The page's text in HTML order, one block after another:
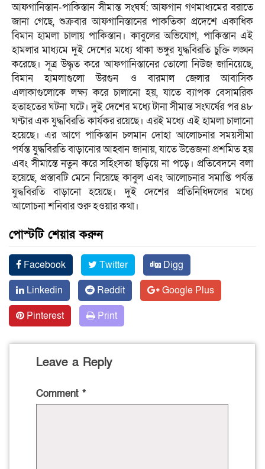
আফগানিস্তান-পাকিস্তান সীমান্ত সংঘর্ষ: আফগান গণমাধ্যমের বরাতে
জানা গেছে, শুক্রবার আফগানিস্তানের পাকতিকা প্রদেশে একাধিক
বিমান হামলা চালায় পাকিস্তান। কাবুলের অভিযোগ, পাকিস্তান এই
হামলার মাধ্যমে দুই দেশের মধ্যে থাকা ভঙ্গুর যুদ্ধবিরতি চুক্তি লঙ্ঘন
করেছে। সূত্র উদ্ধৃত করে আফগানিস্তানের তোলো নিউজ জানিয়েছে,
বিমান হামলাগুলো উরগুন ও বারমাল জেলার আবাসিক
এলাকাগুলোকে লক্ষ্য করে চালানো হয়, যাতে ব্যাপক বেসামরিক
হতাহতের ঘটনা ঘটে। দুই দেশের মধ্যে টানা সীমান্ত সংঘর্ষের পর ৪৮
ঘণ্টার এক যুদ্ধবিরতি কার্যকর রয়েছে। এরই মধ্যে এই হামলা চালানো
হয়েছে। এর আগে পাকিস্তান চলমান দোহা আলোচনার সময়সীমা
পর্যন্ত যুদ্ধবিরতি বাড়ানোর আহ্বান জানায়, যাতে উত্তেজনা প্রশমিত হয়
এবং সীমান্তে নতুন করে সহিংসতা ছড়িয়ে না পড়ে। প্রতিবেদনে বলা
হয়েছে, প্রস্তাবটি মেনে নিয়েছে কাবুল এবং আলোচনার সমাপ্তি পর্যন্ত
যুদ্ধবিরতি বাড়ানো হয়েছে। দুই দেশের প্রতিনিধিদলের মধ্যে
আলোচনা শনিবার শুরু হওয়ার কথা।
পোস্টটি শেয়ার করুন
Facebook Twitter
Digg
Linkedin
Reddit
Google Plus
Pinterest
Print
Leave a Reply
Comment *